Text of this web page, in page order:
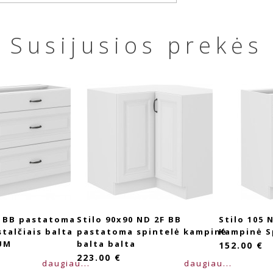
Susijusios prekės
BB pastatoma
balta
daugiau...
Stilo 90x90 ND 2F BB
pastatoma spintelė kampinė
balta balta
223.00 € daugiau...
Stilo 105
Kampinė
152.00 €